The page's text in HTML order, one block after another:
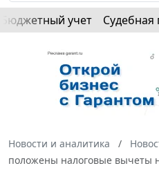
Бюджетный учет Судебная
Новости и аналитика
положены налоговые вычеты